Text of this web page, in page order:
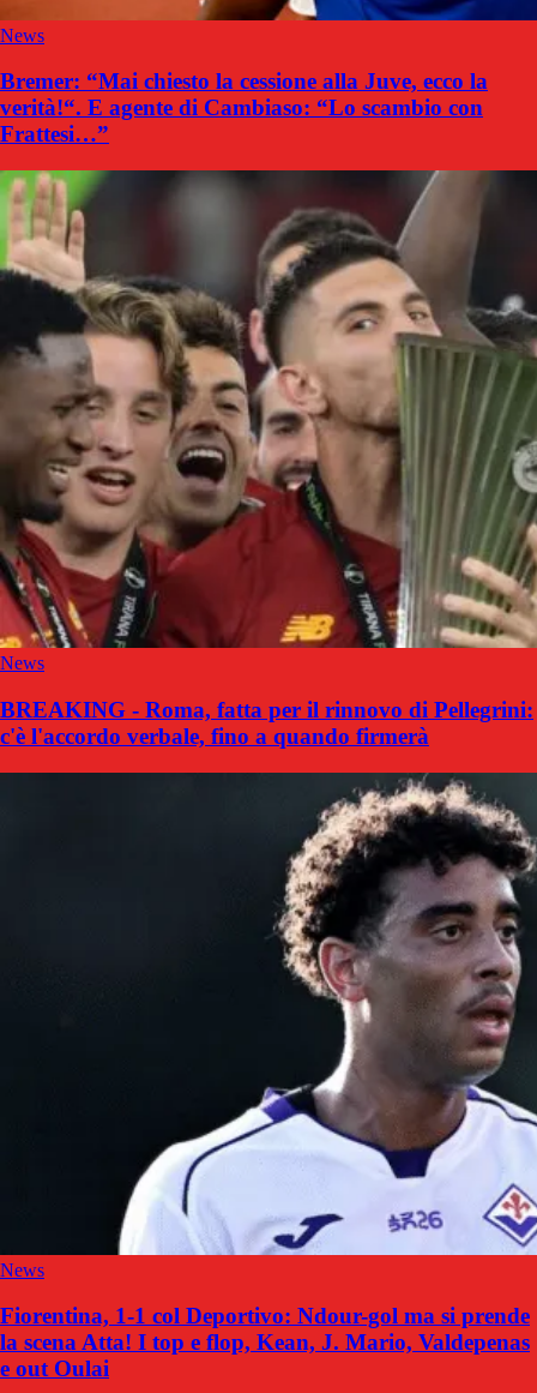
News
Bremer: “Mai chiesto la cessione alla Juve, ecco la
verità!“. E agente di Cambiaso: “Lo scambio con
Frattesi…”
News
BREAKING - Roma, fatta per il rinnovo di Pellegrini:
c'è l'accordo verbale, fino a quando firmerà
News
Fiorentina, 1-1 col Deportivo: Ndour-gol ma si prende
la scena Atta! I top e flop, Kean, J. Mario, Valdepenas
e out Oulai